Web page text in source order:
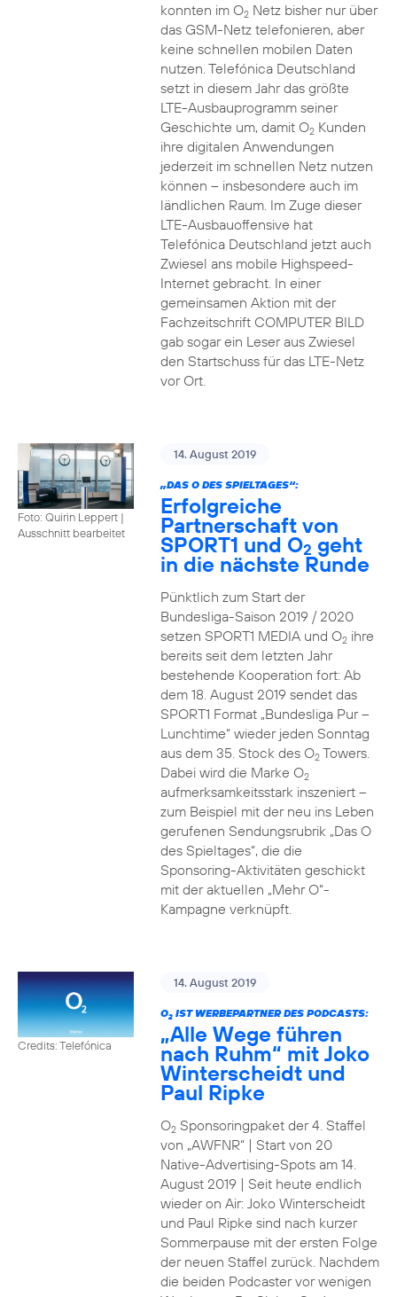
konnten im O2Netz bisher nur über
das GSM-Netz telefonieren, aber
keine schnellen mobilen Daten
nutzen. Telefónica Deutschland
setzt in diesem Jahr das größte
LTE-Ausbauprogramm seiner
Geschichte um, damit O2Kunden
ihre digitalen Anwendungen
jederzeit im schnellen Netz nutzen
können – insbesondere auch im
ländlichen Raum. Im Zuge dieser
LTE-Ausbauoffensive hat
Telefónica Deutschland jetzt auch
Zwiesel ans mobile Highspeed-
Internet gebracht. In einer
gemeinsamen Aktion mit der
Fachzeitschrift COMPUTER BILD
gab sogar ein Leser aus Zwiesel
den Startschuss für das LTE-Netz
vor Ort.
Foto: Quirin Leppert |
Ausschnitt bearbeitet
14. August 2019
„DAS O DES SPIELTAGES“:
Erfolgreiche
Partnerschaft von
SPORT1 und O2 geht
in die nächste Runde
Pünktlich zum Start der
Bundesliga-Saison 2019 / 2020
setzen SPORT1 MEDIA und O2ihre
bereits seit dem letzten Jahr
bestehende Kooperation fort: Ab
dem 18. August 2019 sendet das
SPORT1 Format „Bundesliga Pur –
Lunchtime“ wieder jeden Sonntag
aus dem 35. Stock des O2Towers.
Dabei wird die Marke O2
aufmerksamkeitsstark inszeniert –
zum Beispiel mit der neu ins Leben
gerufenen Sendungsrubrik „Das O
des Spieltages“, die die
Sponsoring-Aktivitäten geschickt
mit der aktuellen „Mehr O“-
Kampagne verknüpft.
Credits: Telefónica
14. August 2019
O2IST WERBEPARTNER DES PODCASTS:
„Alle Wege führen
nach Ruhm“ mit Joko
Winterscheidt und
Paul Ripke
O2Sponsoringpaket der 4. Staffel
von „AWFNR“ | Start von 20
Native-Advertising-Spots am 14.
August 2019 | Seit heute endlich
wieder on Air: Joko Winterscheidt
und Paul Ripke sind nach kurzer
Sommerpause mit der ersten Folge
der neuen Staffel zurück. Nachdem
die beiden Podcaster vor wenigen